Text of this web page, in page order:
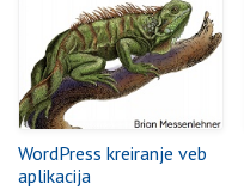
WordPress kreiranje veb
aplikacija